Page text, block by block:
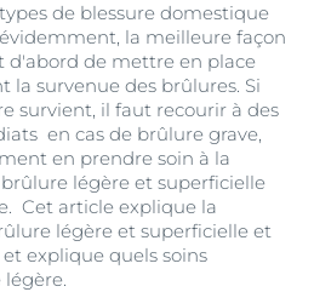
de blessure domestique
la meilleure façon
d'abord de mettre en place
la survenue des brûlures. Si
survient, il faut recourir à des
en cas de brûlure grave,
en prendre soin à la
légère et superficielle
Cet article explique la
légère et superficielle et
explique quels soins